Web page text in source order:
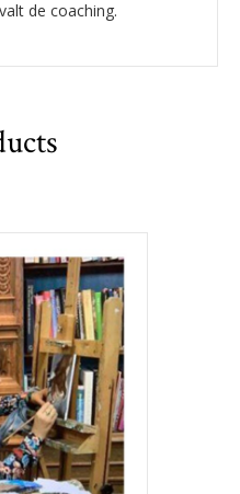
de coaching.